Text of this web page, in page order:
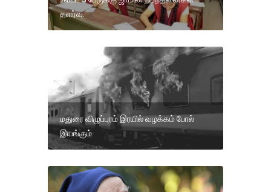
தளர்வு.
மதுரை விழுப்புரம் இரயில் வழக்கம் போல்
இயங்கும்